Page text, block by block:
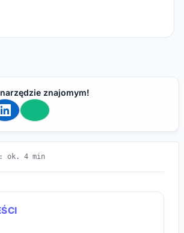
znajomym!
ok. 4 min